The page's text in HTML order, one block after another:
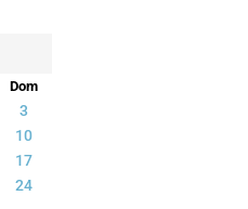
Dom
3
10
17
24